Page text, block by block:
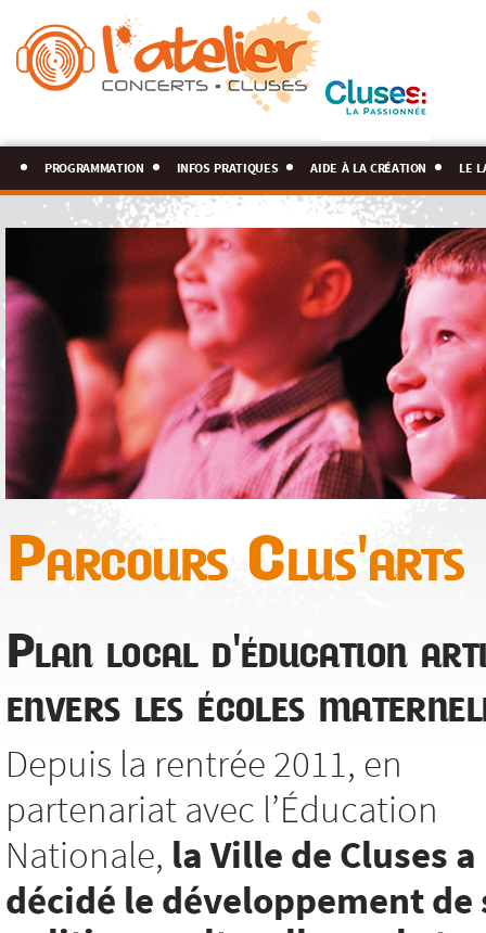
programmation infos pratiques aide à la création le
Parcours Clus'arts
Plan local d'éducation
envers les écoles
Depuis la rentrée 2011, en
partenariat avec l’Éducation
Nationale, la Ville de Cluses a
décidé le développement de